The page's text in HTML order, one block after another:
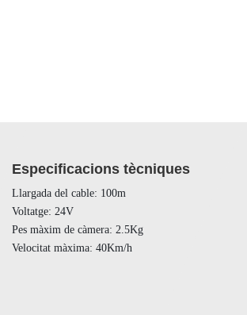
Especificacions tècniques
Llargada del cable: 100m
Voltatge: 24V
Pes màxim de càmera: 2.5Kg
Velocitat màxima: 40Km/h